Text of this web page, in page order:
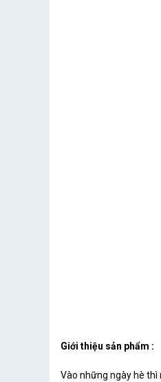
Giới thiệu sản phẩm :
Vào những ngày hè thì